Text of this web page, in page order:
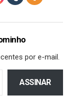
por e-mail.
ASSINAR